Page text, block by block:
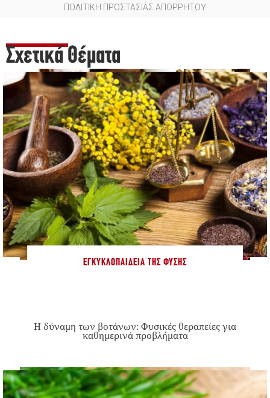
ΠΟΛΙΤΙΚΗ ΠΡΟΣΤΑΣΙΑΣ ΑΠΟΡΡΗΤΟΥ
Σχετικά Θέματα
ΕΓΚΥΚΛΟΠΑΊΔΕΙΑ ΤΗΣ ΦΎΣΗΣ
Η δύναμη των βοτάνων: Φυσικές θεραπείες για
καθημερινά προβλήματα